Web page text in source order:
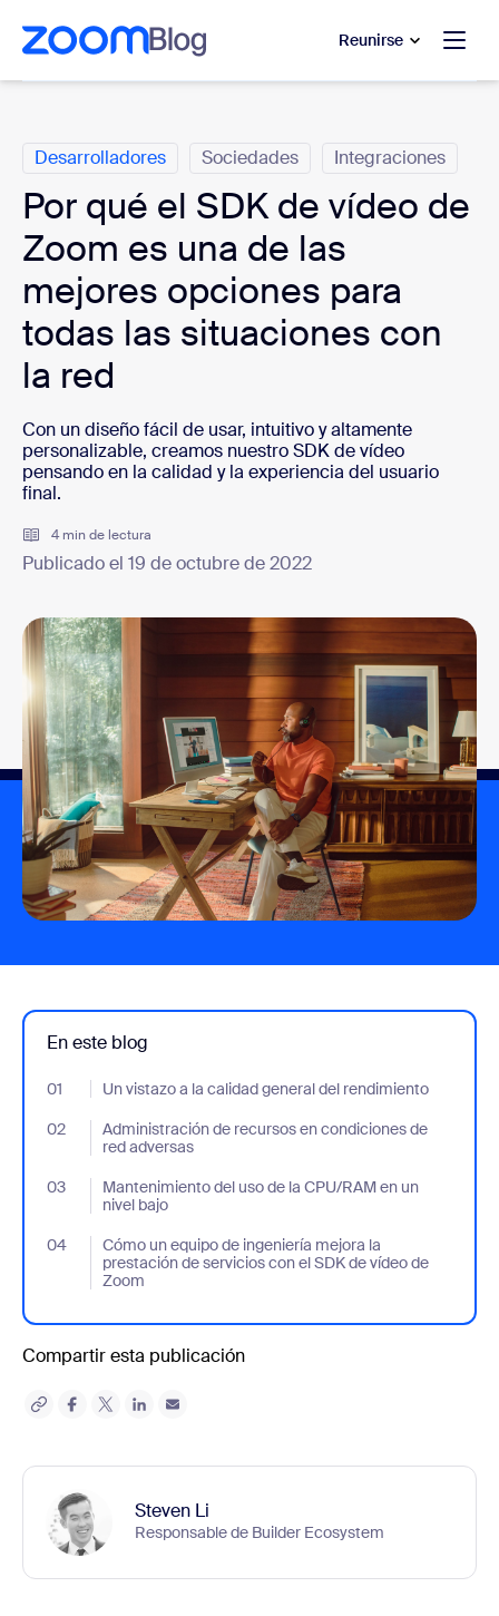
contenido principal
al chat de ayuda
Reunirse
Desarrolladores Sociedades Integraciones
Por qué el SDK de vídeo de
Zoom es una de las
mejores opciones para
todas las situaciones con
la red
Con un diseño fácil de usar, intuitivo y altamente
personalizable, creamos nuestro SDK de vídeo
pensando en la calidad y la experiencia del usuario
final.
4 min de lectura
Publicado el 19 de octubre de 2022
En este blog
01 Un vistazo a la calidad general del rendimiento
- Jumplink to Un vistazo a la calidad general del rendimiento
02
Administración de recursos en condiciones de
red adversas
- Jumplink to Administración de recursos en condiciones de red
03
Mantenimiento del uso de la CPU/RAM en un
nivel bajo
- Jumplink to Mantenimiento del uso de la CPU/RAM en un nivel
04
Cómo un equipo de ingeniería mejora la
prestación de servicios con el SDK de vídeo de
Zoom
- Jumplink to Cómo un equipo de ingeniería mejora la
Compartir esta publicación
Steven Li
Responsable de Builder Ecosystem